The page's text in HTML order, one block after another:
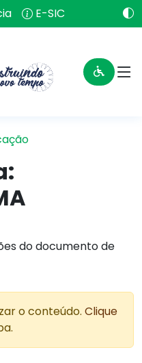
E-SIC
do documento de
o conteúdo. Clique